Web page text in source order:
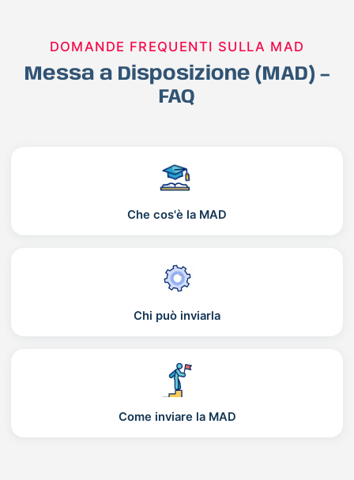
DOMANDE FREQUENTI SULLA MAD
Messa a Disposizione (MAD) –
FAQ
Che cos'è la MAD
Chi può inviarla
Come inviare la MAD